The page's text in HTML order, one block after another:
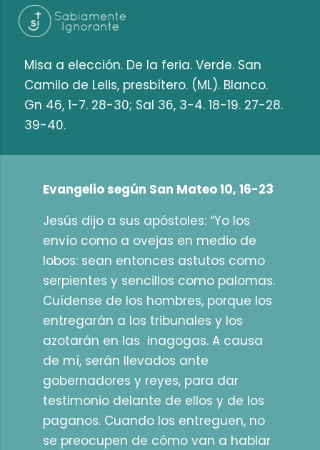
Misa a elección. De la feria. Verde. San
Camilo de Lelis, presbítero. (ML). Blanco.
Gn 46, 1-7. 28-30; Sal 36, 3-4. 18-19. 27-28.
39-40.
Evangelio según San Mateo 10, 16-23
Jesús dijo a sus apóstoles: “Yo los
envío como a ovejas en medio de
lobos: sean entonces astutos como
serpientes y sencillos como palomas.
Cuídense de los hombres, porque los
entregarán a los tribunales y los
azotarán en las inagogas. A causa
de mí, serán llevados ante
gobernadores y reyes, para dar
testimonio delante de ellos y de los
paganos. Cuando los entreguen, no
se preocupen de cómo van a hablar